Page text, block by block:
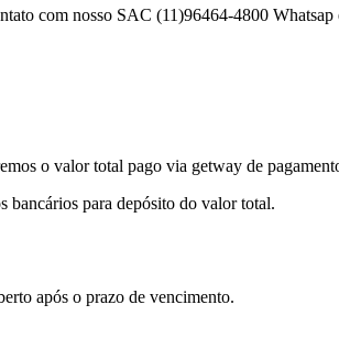
com nosso SAC (11)96464-4800 Whatsap
o valor total pago via getway de
bancários para depósito do valor total.
após o prazo de vencimento.